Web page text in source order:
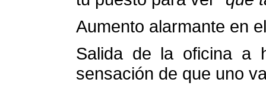
Aumento alarmante en
Salida de la oficina a
sensación de que uno